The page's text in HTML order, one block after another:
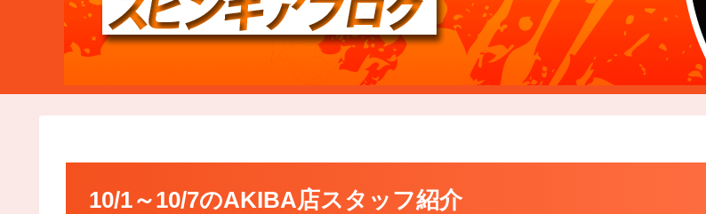
10/1～10/7のAKIBA店スタッフ紹介